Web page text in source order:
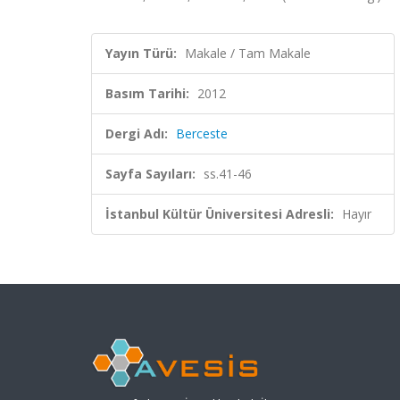
Yayın Türü: Makale / Tam Makale
Basım Tarihi: 2012
Dergi Adı: Berceste
Sayfa Sayıları: ss.41-46
İstanbul Kültür Üniversitesi Adresli: Hayır